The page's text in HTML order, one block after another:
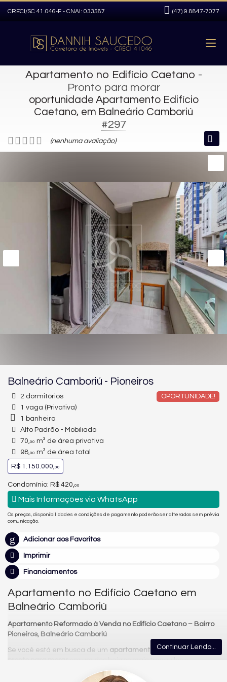
CRECI/SC 41.046-F - CNAI: 033587 (47) 9.8847-7077
Apartamento no Edifício Caetano -
Pronto para morar
oportunidade Apartamento Edifício
Caetano, em Balneário Camboriú
#297
(nenhuma avaliação)
Balneário Camboriú - Pioneiros
OPORTUNIDADE!
2 dormitórios
1 vaga (Privativa)
1 banheiro
Alto Padrão - Mobiliado
70,00 m² de área privativa
98,00 m² de área total
R$ 1.150.000,00
Condomínio: R$ 420, 00
Mais Informações via WhatsApp
Os preços, disponibilidades e condições de pagamento poderão ser alterados sem prévia
comunicação.
Adicionar aos Favoritos
Imprimir
Financiamentos
Apartamento no Edifício Caetano em
Balneário Camboriú
Apartamento Reformado à Venda no Edifício Caetano – Bairro
Pioneiros, Balneário Camboriú
Se você está em busca de um apartamento reformadoe
pronto para morar
em um dos bairros mais tranquilos e
Balneário Camboriú
é a opção ideal para você.
Continuar Lendo...